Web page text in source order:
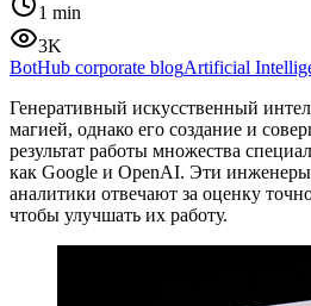
1 min
3K
BotHub corporate blogArtificial
Генеративный искусственный
магией, однако его создание и
результат работы множества
как Google и OpenAI. Эти
аналитики отвечают за оценку
чтобы улучшать их работу.